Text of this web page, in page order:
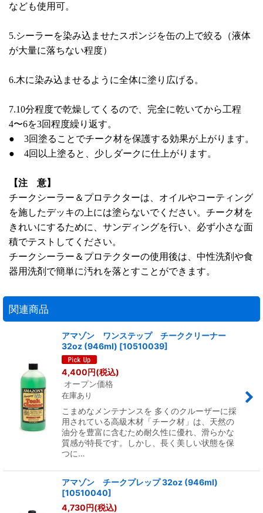
なども使用可。
5.シーラーを染み込ませたスポンジを缶の上で絞る（液体
が大量に落ちない程度）
6.木に染み込ませるように全体に塗り広げる。
7.10分程度で乾燥してくるので、完全に乾いてから工程
4〜6を3回程度繰り返す。
● 3回塗ることでチーク材を保護する効果が上がります。
● 4回以上塗ると、少しダークに仕上がります。
【注 意】
チークシーラー＆プロテクターは、オイルやコーティング
を施したデッキの上には塗らないでください。チーク材を
きれいにするために、サンディングを行い、必ず小さな面
積でテストしてください。
チークシーラー＆プロテクターの使用後は、中性洗剤や食
器用洗剤で簡単に汚れを落とすことができます。
関連商品
アマゾン ワンステップ チーククリーナー
32oz (946ml) [10510039]
4,400円(税込)
オープン価格
在庫あり
こまめなメンテナンスを 多くのクルーザーに採
用されている高級木材「チーク材」は、天然の
油分を豊富に含むため耐久性に優れ、滑らかな
質感が特長です。しかし、長く美しい状態を保
つに…
アマゾン チークプレップ 32oz (946ml)
[10510040]
4,730円(税込)